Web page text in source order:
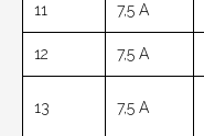
11 7,5 A
12 7,5 A
13 7,5 A